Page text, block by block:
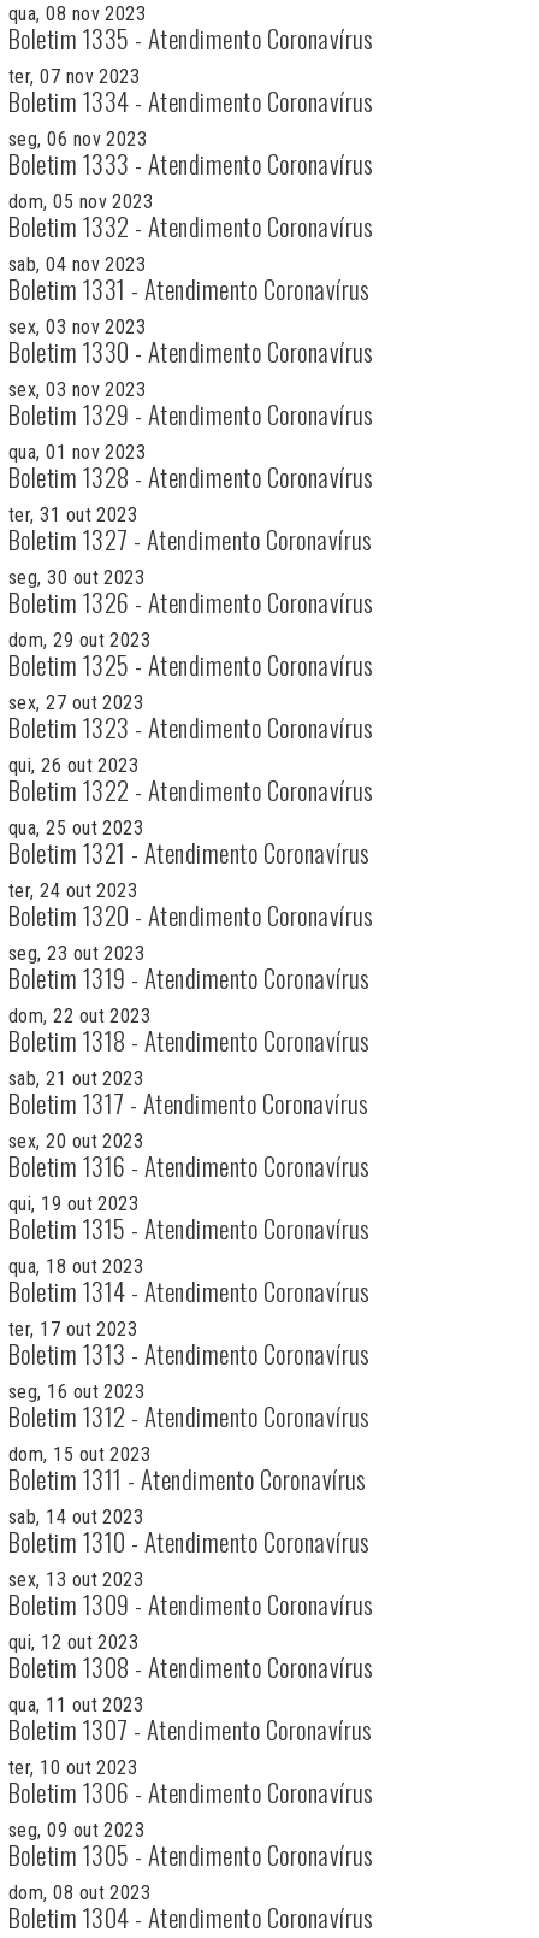
qua, 08 nov 2023
Boletim 1335 - Atendimento Coronavírus
ter, 07 nov 2023
Boletim 1334 - Atendimento Coronavírus
seg, 06 nov 2023
Boletim 1333 - Atendimento Coronavírus
dom, 05 nov 2023
Boletim 1332 - Atendimento Coronavírus
sab, 04 nov 2023
Boletim 1331 - Atendimento Coronavírus
sex, 03 nov 2023
Boletim 1330 - Atendimento Coronavírus
sex, 03 nov 2023
Boletim 1329 - Atendimento Coronavírus
qua, 01 nov 2023
Boletim 1328 - Atendimento Coronavírus
ter, 31 out 2023
Boletim 1327 - Atendimento Coronavírus
seg, 30 out 2023
Boletim 1326 - Atendimento Coronavírus
dom, 29 out 2023
Boletim 1325 - Atendimento Coronavírus
sex, 27 out 2023
Boletim 1323 - Atendimento Coronavírus
qui, 26 out 2023
Boletim 1322 - Atendimento Coronavírus
qua, 25 out 2023
Boletim 1321 - Atendimento Coronavírus
ter, 24 out 2023
Boletim 1320 - Atendimento Coronavírus
seg, 23 out 2023
Boletim 1319 - Atendimento Coronavírus
dom, 22 out 2023
Boletim 1318 - Atendimento Coronavírus
sab, 21 out 2023
Boletim 1317 - Atendimento Coronavírus
sex, 20 out 2023
Boletim 1316 - Atendimento Coronavírus
qui, 19 out 2023
Boletim 1315 - Atendimento Coronavírus
qua, 18 out 2023
Boletim 1314 - Atendimento Coronavírus
ter, 17 out 2023
Boletim 1313 - Atendimento Coronavírus
seg, 16 out 2023
Boletim 1312 - Atendimento Coronavírus
dom, 15 out 2023
Boletim 1311 - Atendimento Coronavírus
sab, 14 out 2023
Boletim 1310 - Atendimento Coronavírus
sex, 13 out 2023
Boletim 1309 - Atendimento Coronavírus
qui, 12 out 2023
Boletim 1308 - Atendimento Coronavírus
qua, 11 out 2023
Boletim 1307 - Atendimento Coronavírus
ter, 10 out 2023
Boletim 1306 - Atendimento Coronavírus
seg, 09 out 2023
Boletim 1305 - Atendimento Coronavírus
dom, 08 out 2023
Boletim 1304 - Atendimento Coronavírus